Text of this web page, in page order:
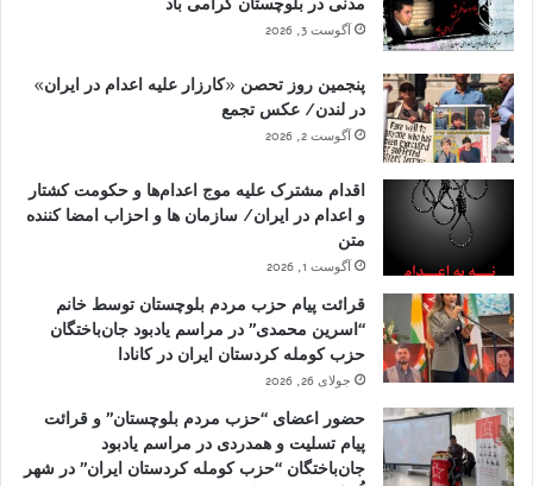
آگوست 3, 2026
پنجمین روز تحصن «کارزار علیه اعدام در ایران»
در لندن/ عکس تجمع
آگوست 2, 2026
اقدام مشترک علیه موج اعدام‌ها و حکومت کشتار
و اعدام در ایران/ سازمان ها و احزاب امضا کننده
متن
آگوست 1, 2026
قرائت پیام حزب مردم بلوچستان توسط خانم
“اسرین محمدی” در مراسم یادبود جان‌باختگان
حزب کومله کردستان ایران در کانادا
جولای 26, 2026
حضور اعضای “حزب مردم بلوچستان” و قرائت
پیام تسلیت و همدردی در مراسم یادبود
جان‌باختگان “حزب کومله کردستان ایران” در شهر